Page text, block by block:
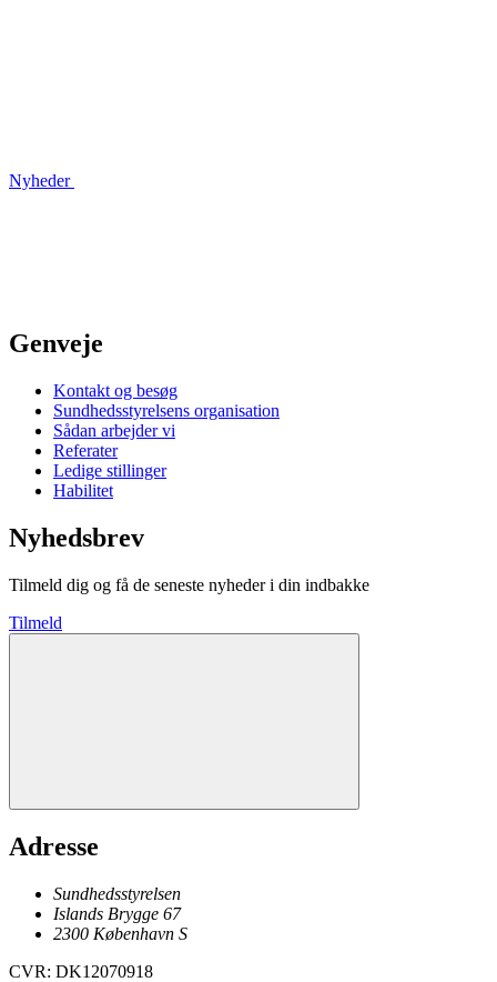
Nyheder
Genveje
Kontakt og besøg
Sundhedsstyrelsens organisation
Sådan arbejder vi
Referater
Ledige stillinger
Habilitet
Nyhedsbrev
Tilmeld dig og få de seneste nyheder i din indbakke
Tilmeld
Adresse
Sundhedsstyrelsen
Islands Brygge 67
2300 København S
CVR: DK12070918